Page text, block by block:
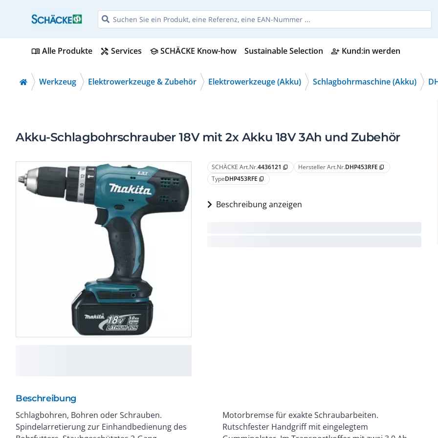
menu_bookAlle Produkte handyman Services schoolSCHÄCKE Know-how Sustainable Selection person_add_alt Kund:in werden
Werkzeug Elektrowerkzeuge & Zubehör Elektrowerkzeuge (Akku) Schlagbohrmaschine (Akku)
Akku-Schlagbohrschrauber 18V mit 2x Akku 18V 3Ah und Zubehör
SCHÄCKE Art.Nr.4436121 content_copy Hersteller Art.Nr.DHP453RFE content_copy
TypeDHP453RFE content_copy
Beschreibung anzeigen
Beschreibung
Schlagbohren, Bohren oder Schrauben.
Spindelarretierung zur Einhandbedienung des
Motorbremse für exakte Schraubarbeiten.
Rutschfester Handgriff mit eingelegtem